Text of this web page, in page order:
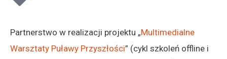
Partnerstwo w realizacji projektu „Multimedialne
Warsztaty Puławy Przyszłości” (cykl szkoleń offline i